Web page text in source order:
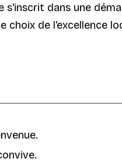
dans une
choix de l'excellence